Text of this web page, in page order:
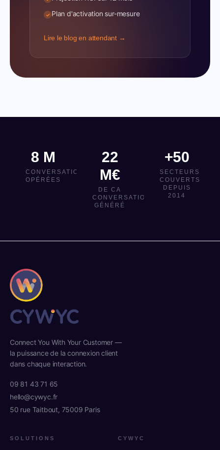
✓ Plan d'activation sur-mesure
Lire le blog en attendant →
8 M
CONVERSATIONS
OPÉRÉES
22
M€
DE CA
CONVERSATIONNEL
GÉNÉRÉ
+50
SECTEURS
COUVERTS
DEPUIS
2014
Connect You With Your Customer —
la puissance de la connexion client
dans chaque interaction.
09 81 43 71 65
hello@cywyc.fr
50 rue Taitbout, 75009 Paris
SOLUTIONS CYWYC